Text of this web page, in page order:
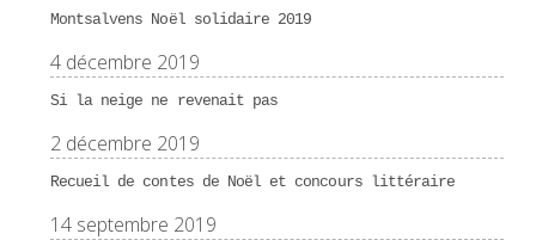
Montsalvens Noël solidaire 2019
4 décembre 2019
Si la neige ne revenait pas
2 décembre 2019
Recueil de contes de Noël et concours littéraire
14 septembre 2019